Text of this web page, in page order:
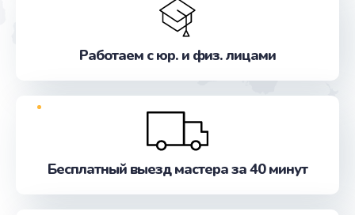
Работаем с юр. и физ. лицами
Бесплатный выезд мастера за 40 минут